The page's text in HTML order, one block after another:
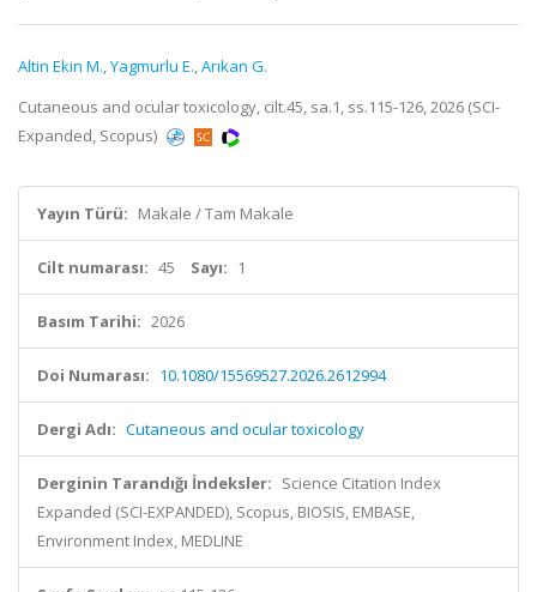
Altin Ekin M.,Yagmurlu E.,Arıkan G.
Cutaneous and ocular toxicology, cilt.45, sa.1, ss.115-126, 2026 (SCI-
Expanded, Scopus)
Yayın Türü: Makale / Tam Makale
Cilt numarası: 45 Sayı: 1
Basım Tarihi: 2026
Doi Numarası: 10.1080/15569527.2026.2612994
Dergi Adı: Cutaneous and ocular toxicology
Derginin Tarandığı İndeksler: Science Citation Index
Expanded (SCI-EXPANDED), Scopus, BIOSIS, EMBASE,
Environment Index, MEDLINE